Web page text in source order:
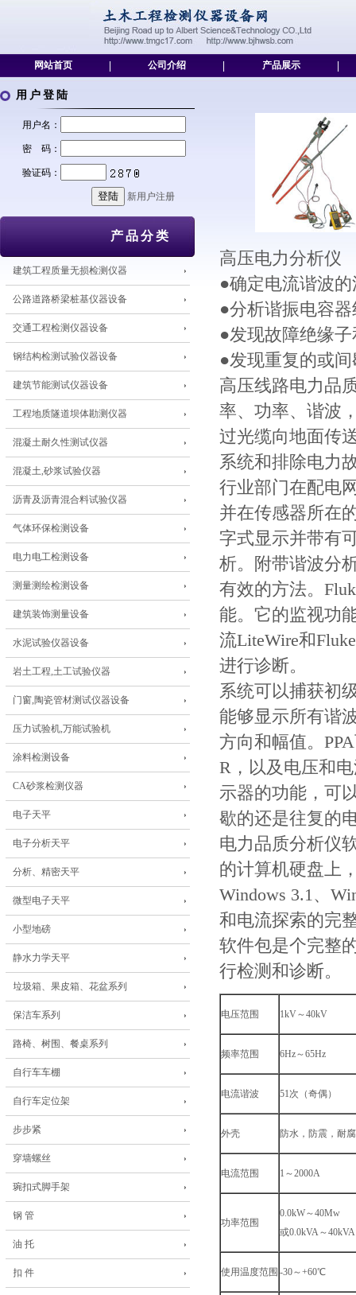
网站首页 公司介绍 产品展示
用户登陆
用户名：
密 码：
验证码：
新用户注册
产品分类
建筑工程质量无损检测仪器
公路道路桥梁桩基仪器设备
交通工程检测仪器设备
钢结构检测试验仪器设备
建筑节能测试仪器设备
工程地质隧道坝体勘测仪器
混凝土耐久性测试仪器
混凝土,砂浆试验仪器
沥青及沥青混合料试验仪器
气体环保检测设备
电力电工检测设备
测量测绘检测设备
建筑装饰测量设备
水泥试验仪器设备
岩土工程,土工试验仪器
门窗,陶瓷管材测试仪器设备
压力试验机,万能试验机
涂料检测设备
CA砂浆检测仪器
电子天平
电子分析天平
分析、精密天平
微型电子天平
小型地磅
静水力学天平
垃圾箱、果皮箱、花盆系列
保洁车系列
路椅、树围、餐桌系列
自行车车棚
自行车定位架
步步紧
穿墙螺丝
琬扣式脚手架
钢 管
油 托
扣 件
高压电力分析仪
●确定电流谐波
●分析谐振电容器
●发现故障绝缘
●发现重复的或
高压线路电力品
率、功率、谐波
过光缆向地面传
系统和排除电力
行业部门在配电
并在传感器所在
字式显示并带有
析。附带谐波分
有效的方法。
能。它的监视功
流LiteWire和
进行诊断。
系统可以捕获初
能够显示所有谐
方向和幅值。
R，以及电压和
示器的功能，可
歇的还是往复的
电力品质分析仪
的计算机硬盘上
Windows 3.1、
和电流探索的完
软件包是个完整
行检测和诊断。
电压范围 1kV～40kV
频率范围 6Hz～65Hz
电流谐波 51次（奇偶）
外壳 防水，防震，耐
电流范围 1～2000A
功率范围
0.0kW～40Mw
或0.0kVA～40kVA
使用温度范围 -30～+60℃